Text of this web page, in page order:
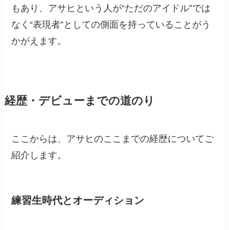
もあり、アサヒという人が“ただのアイドル”では
なく“表現者”としての側面を持っていることがう
かがえます。
経歴・デビューまでの道のり
ここからは、アサヒのここまでの経歴についてご
紹介します。
練習生時代とオーディション